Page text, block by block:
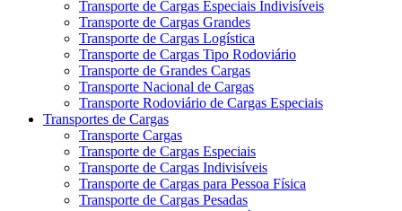
Transporte de Cargas Especiais Indivisíveis
Transporte de Cargas Grandes
Transporte de Cargas Logística
Transporte de Cargas Tipo Rodoviário
Transporte de Grandes Cargas
Transporte Nacional de Cargas
Transporte Rodoviário de Cargas Especiais
Transportes de Cargas
Transporte Cargas
Transporte de Cargas Especiais
Transporte de Cargas Indivisíveis
Transporte de Cargas para Pessoa Física
Transporte de Cargas Pesadas